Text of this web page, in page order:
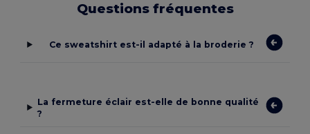
Questions fréquentes
Ce sweatshirt est-il adapté à la broderie ?
La fermeture éclair est-elle de bonne qualité
?